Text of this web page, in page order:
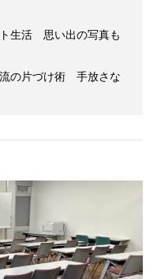
生活 思い出の写真も
流の片づけ術 手放さな